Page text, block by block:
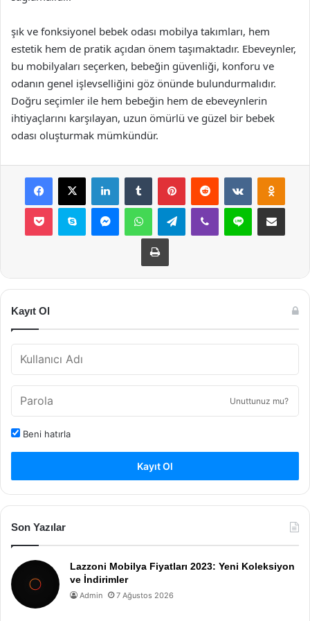
şık ve fonksiyonel bebek odası mobilya takımları, hem
estetik hem de pratik açıdan önem taşımaktadır. Ebeveynler,
bu mobilyaları seçerken, bebeğin güvenliği, konforu ve
odanın genel işlevselliğini göz önünde bulundurmalıdır.
Doğru seçimler ile hem bebeğin hem de ebeveynlerin
ihtiyaçlarını karşılayan, uzun ömürlü ve güzel bir bebek
odası oluşturmak mümkündür.
Facebook
X LinkedInTumblr PinterestReddit VKontakte
Pocket Skype MessengerWhatsAppTelegramViber Line E-Posta ile
Yazdır
Kayıt Ol
Unuttunuz mu?
Beni hatırla
Kayıt Ol
Son Yazılar
Lazzoni Mobilya Fiyatları 2023: Yeni Koleksiyon
ve İndirimler
Admin 7 Ağustos 2026